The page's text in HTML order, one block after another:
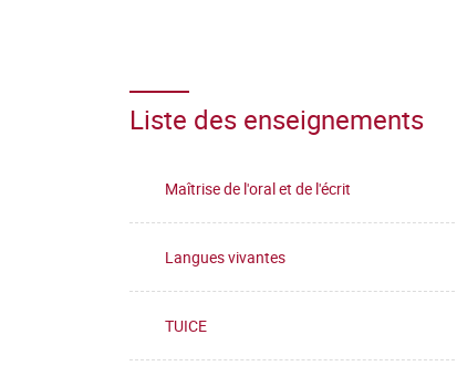
Liste des enseignements
Maîtrise de l'oral et de l'écrit
Langues vivantes
TUICE